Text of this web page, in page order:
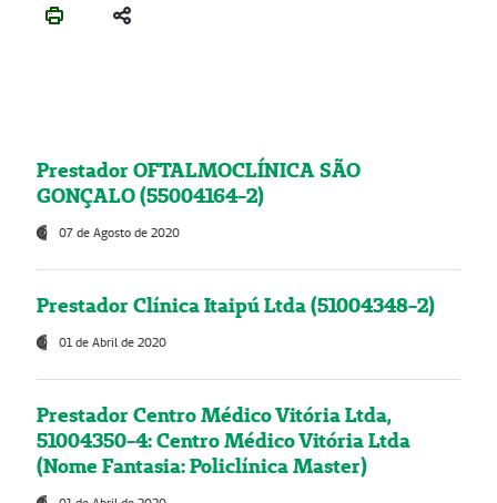
Prestador OFTALMOCLÍNICA SÃO
GONÇALO (55004164-2)
07 de Agosto de 2020
Prestador Clínica Itaipú Ltda (51004348-2)
01 de Abril de 2020
Prestador Centro Médico Vitória Ltda,
51004350-4: Centro Médico Vitória Ltda
(Nome Fantasia: Policlínica Master)